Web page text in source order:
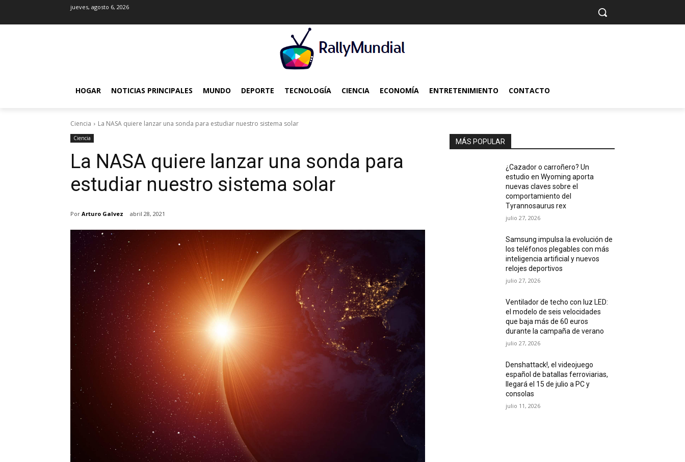
jueves, agosto 6, 2026
HOGAR NOTICIAS PRINCIPALES MUNDO DEPORTE TECNOLOGÍA CIENCIA ECONOMÍA ENTRETENIMIENTO CONTACTO
Ciencia La NASA quiere lanzar una sonda para estudiar nuestro sistema solar
Ciencia
La NASA quiere lanzar una sonda para
estudiar nuestro sistema solar
Por Arturo Galvez abril 28, 2021
MÁS POPULAR
¿Cazador o carroñero? Un
estudio en Wyoming aporta
nuevas claves sobre el
comportamiento del
Tyrannosaurus rex
julio 27, 2026
Samsung impulsa la evolución de
los teléfonos plegables con más
inteligencia artificial y nuevos
relojes deportivos
julio 27, 2026
Ventilador de techo con luz LED:
el modelo de seis velocidades
que baja más de 60 euros
durante la campaña de verano
julio 27, 2026
Denshattack!, el videojuego
español de batallas ferroviarias,
llegará el 15 de julio a PC y
consolas
julio 11, 2026